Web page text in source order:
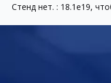
Стенд нет. : 18.1e19,